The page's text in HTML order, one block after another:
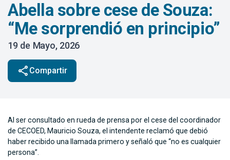
Abella sobre cese de Souza:
“Me sorprendió en principio”
19 de Mayo, 2026
share Compartir
Al ser consultado en rueda de prensa por el cese del coordinador
de CECOED, Mauricio Souza, el intendente reclamó que debió
haber recibido una llamada primero y señaló que “no es cualquier
persona”.